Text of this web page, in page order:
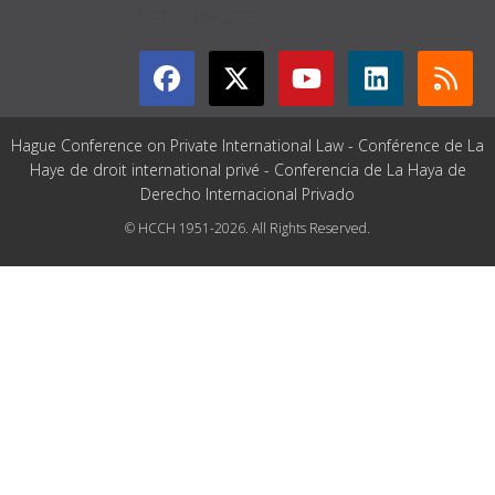
Hague Conference on Private International Law - Conférence de La
Haye de droit international privé - Conferencia de La Haya de
Derecho Internacional Privado
© HCCH 1951-2026. All Rights Reserved.